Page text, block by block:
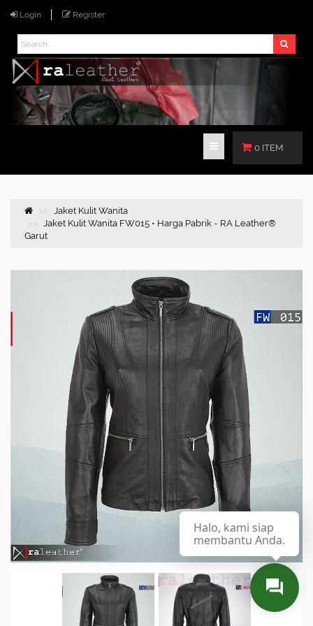
Login Register
0 ITEM
Jaket Kulit Wanita
Jaket Kulit Wanita FW015 • Harga Pabrik - RA Leather®
Garut
Halo, kami siap
membantu Anda.